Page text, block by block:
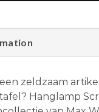
zeldzaam
Hanglamp